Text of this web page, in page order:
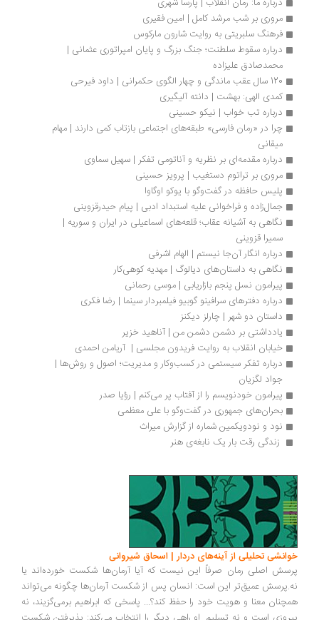
مروری بر شب مرشد کامل | امین فقیری
فرهنگ سلبریتی به روایت شارون مارکوس
درباره سقوط سلطنت؛ جنگ بزرگ و پایان امپراتوری عثمانی |
محمدصادق علیزاده
کمدی الهی: بهشت | دانته آلیگیری
درباره تب خواب | نیکو حسینی
چرا در «رمان فارسی» طبقه‌های اجتماعی بازتاب کمی دارند | مهام
درباره مقدمه‌ای بر نظریه و آناتومی تفکر | سهیل سماوی
مروری بر تراتوم دستغیب | پرویز حسینی
پلیس حافظه در گفت‌وگو با یوکو اوگاوا
جمال‌زاده و فراخوانی علیه استبداد ادبی | پیام حیدرقزوینی
نگاهی به آشیانه عقاب؛ قلعه‌های اسماعیلی در ایران و سوریه |
سمیرا قزوینی
درباره انگار آن‌جا نیستم | الهام اشرفی
نگاهی به داستان‌های دیالوگ | مهدیه کوهی‌کار
پیرامون نسل پنجم بازاریابی | موسی رحمانی
درباره دفترهای سرافینو گوبیو فیلمبردار سینما | رضا فکری
داستان دو شهر | چارلز دیکنز
یادداشتی بر دشمن دشمن من | آناهید خزیر
خیابان انقلاب به روایت فریدون مجلسی |  آریامن احمدی
درباره تفکر سیستمی در کسب‌وکار و مدیریت؛ اصول و روش‌ها |
جواد لگزیان
پیرامون خودنویسم را از آفتاب پر می‌کنم | رؤیا صدر
بحران‌های جمهوری در گفت‌وگو با علی معظمی
نود و نودویکمین شماره از گزارش میراث
زندگی رقت بار یک نابغه‌ی هنر
تحلیلی از آینه‌های دردار | اسحاق شیروانی
اصلی رمان صرفاً این نیست که آیا آرمان‌ها شکست خورده‌اند یا
عمیق‌تر این است: انسان پس از شکست آرمان‌ها چگونه می‌تواند
معنا و هویت خود را حفظ کند؟... پاسخی که ابراهیم برمی‌گزیند، نه